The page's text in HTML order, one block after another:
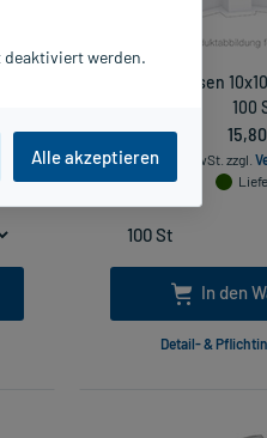
Mullkompressen
100
inkl. MwSt. zzgl.
In den
Detail- &
werden.
Alle akzeptieren